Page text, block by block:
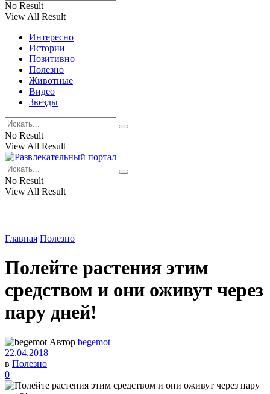
No Result
View All Result
Интересно
Истории
Позитивно
Полезно
Животные
Видео
Звезды
No Result
View All Result
No Result
View All Result
Главная Полезно
Полейте растения этим
средством и они оживут через
пару дней!
Автор begemot
22.04.2018
в Полезно
0